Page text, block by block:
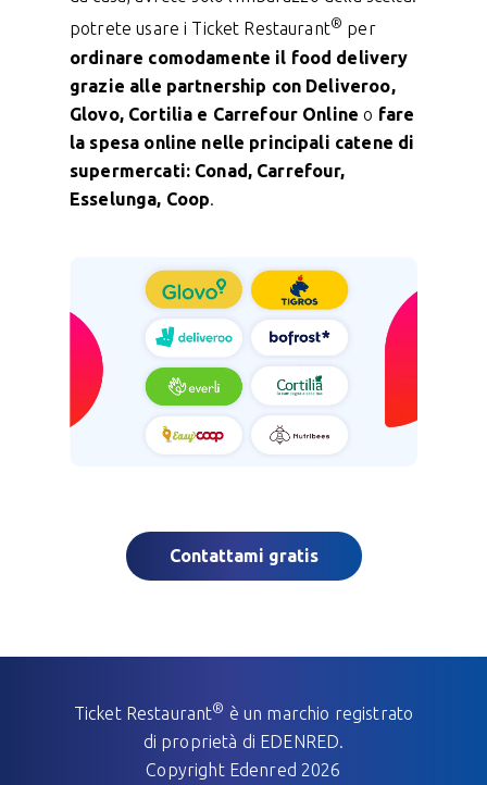
potrete usare i Ticket Restaurant® per
ordinare comodamente il food delivery
grazie alle partnership con Deliveroo,
Glovo, Cortilia e Carrefour Online o fare
la spesa online nelle principali catene di
supermercati: Conad, Carrefour,
Esselunga, Coop.
Contattami gratis
Ticket Restaurant® è un marchio registrato
di proprietà di EDENRED.
Copyright Edenred2026